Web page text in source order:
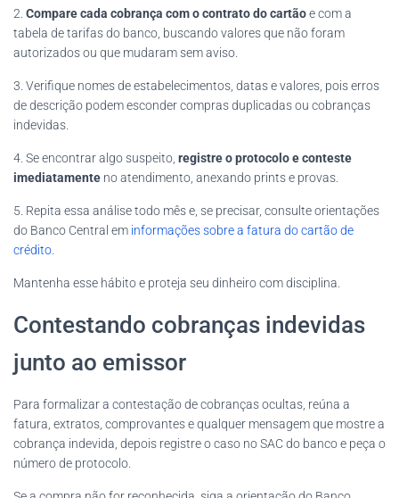
2. Compare cada cobrança com o contrato do cartãoe com a
tabela de tarifas do banco, buscando valores que não foram
autorizados ou que mudaram sem aviso.
3. Verifique nomes de estabelecimentos, datas e valores, pois erros
de descrição podem esconder compras duplicadas ou cobranças
indevidas.
4. Se encontrar algo suspeito, registre o protocolo e conteste
imediatamente no atendimento, anexando prints e provas.
5. Repita essa análise todo mês e, se precisar, consulte orientações
do Banco Central em informações sobre a fatura do cartão de
crédito
Mantenha esse hábito e proteja seu dinheiro com disciplina.
Contestando cobranças indevidas
junto ao emissor
Para formalizar a contestação de cobranças ocultas, reúna a
fatura, extratos, comprovantes e qualquer mensagem que mostre a
cobrança indevida, depois registre o caso no SAC do banco e peça o
número de protocolo.